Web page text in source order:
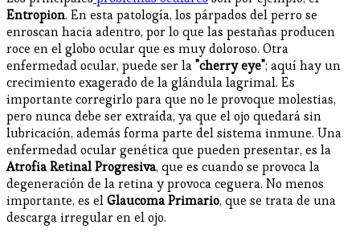
Entropion. En esta patología, los párpados del perro se
enroscan hacia adentro, por lo que las pestañas producen
roce en el globo ocular que es muy doloroso. Otra
enfermedad ocular, puede ser la"cherry eye"; aquí hay un
crecimiento exagerado de la glándula lagrimal. Es
importante corregirlo para que no le provoque molestias,
pero nunca debe ser extraída, ya que el ojo quedará sin
lubricación, además forma parte del sistema inmune. Una
enfermedad ocular genética que pueden presentar, es la
Atrofia Retinal Progresiva, que es cuando se provoca la
degeneración de la retina y provoca ceguera. No menos
importante, es elGlaucoma Primario, que se trata de una
descarga irregular en el ojo.